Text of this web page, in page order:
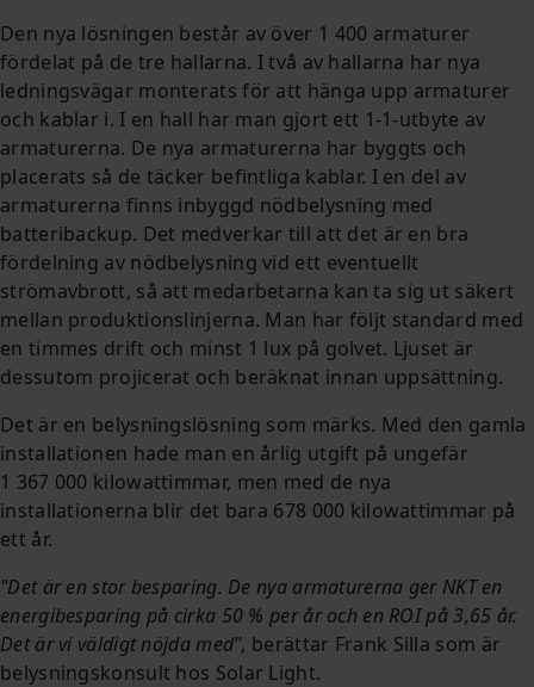
Den nya lösningen består av över 1 400 armaturer
fördelat på de tre hallarna. I två av hallarna har nya
ledningsvägar monterats för att hänga upp armaturer
och kablar i. I en hall har man gjort ett 1-1-utbyte av
armaturerna. De nya armaturerna har byggts och
placerats så de täcker befintliga kablar. I en del av
armaturerna finns inbyggd nödbelysning med
batteribackup. Det medverkar till att det är en bra
fördelning av nödbelysning vid ett eventuellt
strömavbrott, så att medarbetarna kan ta sig ut säkert
mellan produktionslinjerna. Man har följt standard med
en timmes drift och minst 1 lux på golvet. Ljuset är
dessutom projicerat och beräknat innan uppsättning.
Det är en belysningslösning som märks. Med den gamla
installationen hade man en årlig utgift på ungefär
1 367 000 kilowattimmar, men med de nya
installationerna blir det bara 678 000 kilowattimmar på
ett år.
"Det är en stor besparing. De nya armaturerna ger NKT en
energibesparing på cirka 50 % per år och en ROI på 3,65 år.
Det är vi väldigt nöjda med", berättar Frank Silla som är
belysningskonsult hos Solar Light.